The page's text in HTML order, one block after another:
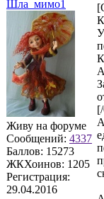
Шла_мимо1
Живу на форуме
Сообщений: 4337
Баллов: 15273
ЖКХоинов: 1205
Регистрация:
29.04.2016